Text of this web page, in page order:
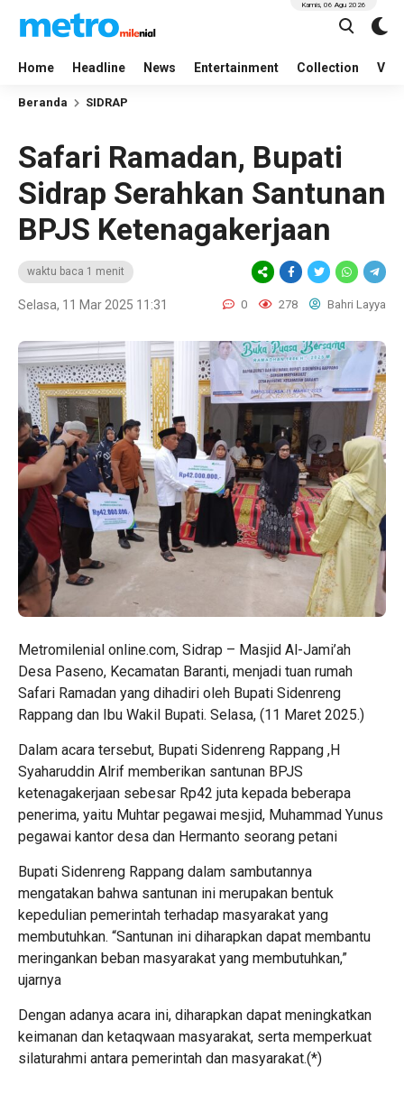
Home Headline News Entertainment Collection
Kamis, 06 Agu 2026
Beranda SIDRAP
Safari Ramadan, Bupati
Sidrap Serahkan Santunan
BPJS Ketenagakerjaan
waktu baca 1 menit
Selasa, 11 Mar 2025 11:31 0 278 Bahri Layya
Metromilenial online.com, Sidrap – Masjid Al-Jami’ah
Desa Paseno, Kecamatan Baranti, menjadi tuan rumah
Safari Ramadan yang dihadiri oleh Bupati Sidenreng
Rappang dan Ibu Wakil Bupati. Selasa, (11 Maret 2025.)
Dalam acara tersebut, Bupati Sidenreng Rappang ,H
Syaharuddin Alrif memberikan santunan BPJS
ketenagakerjaan sebesar Rp42 juta kepada beberapa
penerima, yaitu Muhtar pegawai mesjid, Muhammad Yunus
pegawai kantor desa dan Hermanto seorang petani
Bupati Sidenreng Rappang dalam sambutannya
mengatakan bahwa santunan ini merupakan bentuk
kepedulian pemerintah terhadap masyarakat yang
membutuhkan. “Santunan ini diharapkan dapat membantu
meringankan beban masyarakat yang membutuhkan,”
ujarnya
Dengan adanya acara ini, diharapkan dapat meningkatkan
keimanan dan ketaqwaan masyarakat, serta memperkuat
silaturahmi antara pemerintah dan masyarakat.(*)